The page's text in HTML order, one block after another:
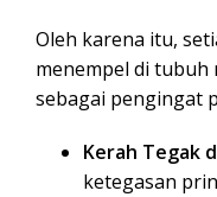
Oleh karena itu,
menempel di
sebagai pengingat
Kerah Tegak
ketegasan